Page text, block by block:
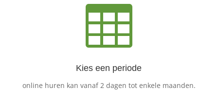

Kies een periode
online huren kan vanaf 2 dagen tot enkele maanden.